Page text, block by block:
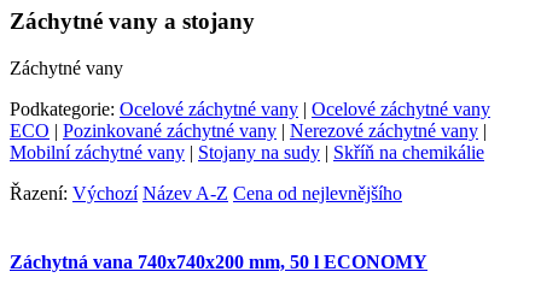
Záchytné vany a stojany
Záchytné vany
Podkategorie: Ocelové záchytné vany | Ocelové záchytné vany
ECO | Pozinkované záchytné vany | Nerezové záchytné vany |
Mobilní záchytné vany | Stojany na sudy | Skříň na chemikálie
Řazení: Výchozí Název A-Z Cena od nejlevnějšího
Záchytná vana 740x740x200 mm, 50 l ECONOMY